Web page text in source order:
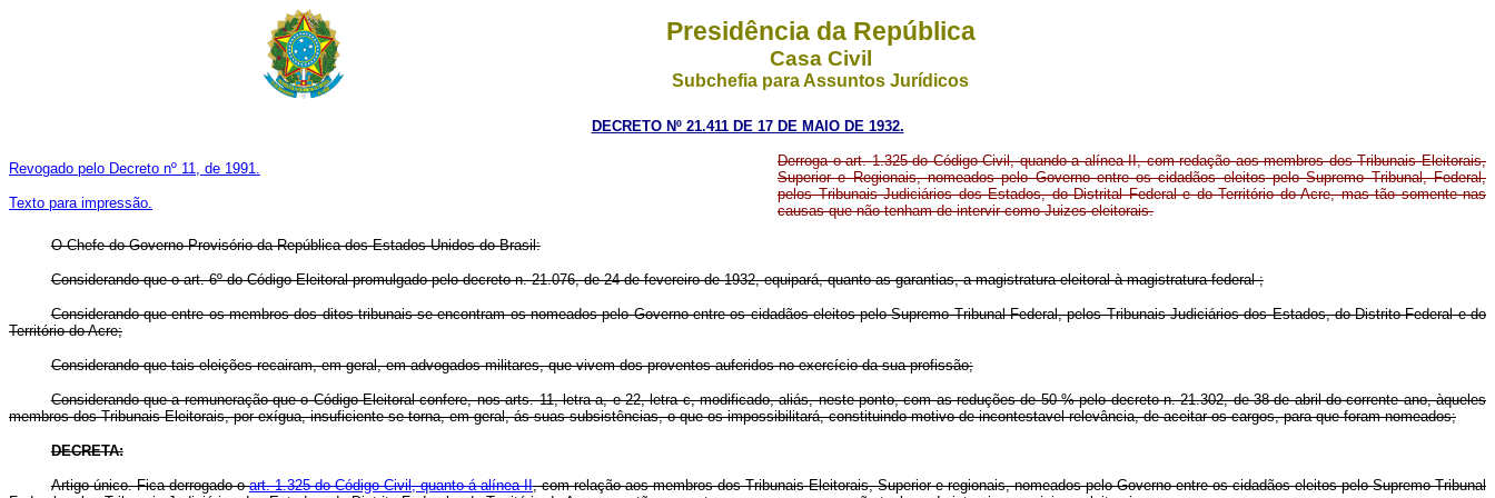
Presidência da República
Casa Civil
Subchefia para Assuntos Jurídicos
DECRETO Nº 21.411 DE 17 DE MAIO DE 1932.
Revogado pelo Decreto nº 11, de 1991.
Texto para impressão.
Derroga o art. 1.325 do Código Civil, quando a alínea II, com redação aos membros dos Tribunais Eleitorais,
Superior e Regionais, nomeados pelo Governo entre os cidadãos eleitos pelo Supremo Tribunal, Federal,
pelos Tribunais Judiciários dos Estados, do Distrital Federal e do Território do Acre, mas tão somente nas
causas que não tenham de intervir como Juizes eleitorais.
O Chefe do Governo Provisório da República dos Estados Unidos do Brasil:
Considerando que o art. 6º do Código Eleitoral promulgado pelo decreto n. 21.076, de 24 de fevereiro de 1932, equipará, quanto as garantias, a magistratura eleitoral à magistratura federal ;
Considerando que entre os membros dos ditos tribunais se encontram os nomeados pelo Governo entre os cidadãos eleitos pelo Supremo Tribunal Federal, pelos Tribunais Judiciários dos Estados, do Distrito Federal e do
Território do Acre;
Considerando que tais eleições recairam, em geral, em advogados militares, que vivem dos proventos auferidos no exercício da sua profissão;
Considerando que a remuneração que o Código Eleitoral confere, nos arts. 11, letra a, e 22, letra c, modificado, aliás, neste ponto, com as reduções de 50 % pelo decreto n. 21.302, de 38 de abril do corrente ano, àqueles
membros dos Tribunais Eleitorais, por exígua, insuficiente se torna, em geral, ás suas subsistências, o que os impossibilitará, constituindo motivo de incontestavel relevância, de aceitar os cargos, para que foram nomeados;
DECRETA:
Artigo único. Fica derrogado oart. 1.325 do Código Civil, quanto á alínea II, com relação aos membros dos Tribunais Eleitorais, Superior e regionais, nomeados pelo Governo entre os cidadãos eleitos pelo Supremo Tribunal